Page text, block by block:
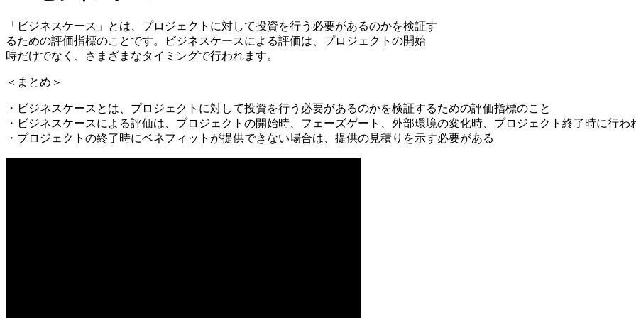
「ビジネスケース」とは、プロジェクトに対して投資を行う必要があるのかを検証す
るための評価指標のことです。ビジネスケースによる評価は、プロジェクトの開始
時だけでなく、さまざまなタイミングで行われます。
＜まとめ＞
・ビジネスケースとは、プロジェクトに対して投資を行う必要があるのかを検証するための評価指標のこと
・ビジネスケースによる評価は、プロジェクトの開始時、フェーズゲート、外部環境の変化時、プロジェクト終了時に行わ
・プロジェクトの終了時にベネフィットが提供できない場合は、提供の見積りを示す必要がある